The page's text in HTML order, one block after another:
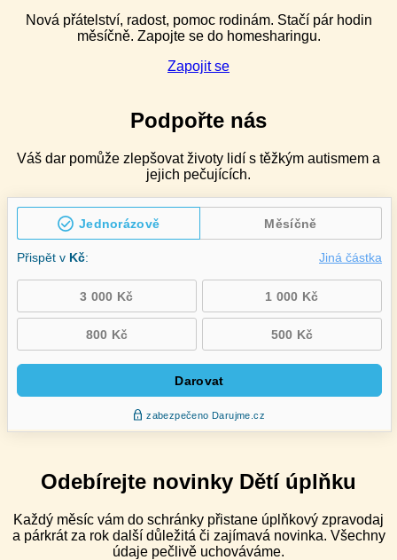
v ZŠ
speciálních
Nová přátelství, radost, pomoc rodinám. Stačí pár hodin
měsíčně. Zapojte se do homesharingu.
Zapojit se
Podpořte nás
Váš dar pomůže zlepšovat životy lidí s těžkým autismem a
jejich pečujících.
Odebírejte novinky Dětí úplňku
Každý měsíc vám do schránky přistane úplňkový zpravodaj
a párkrát za rok další důležitá či zajímavá novinka. Všechny
údaje pečlivě uchováváme.